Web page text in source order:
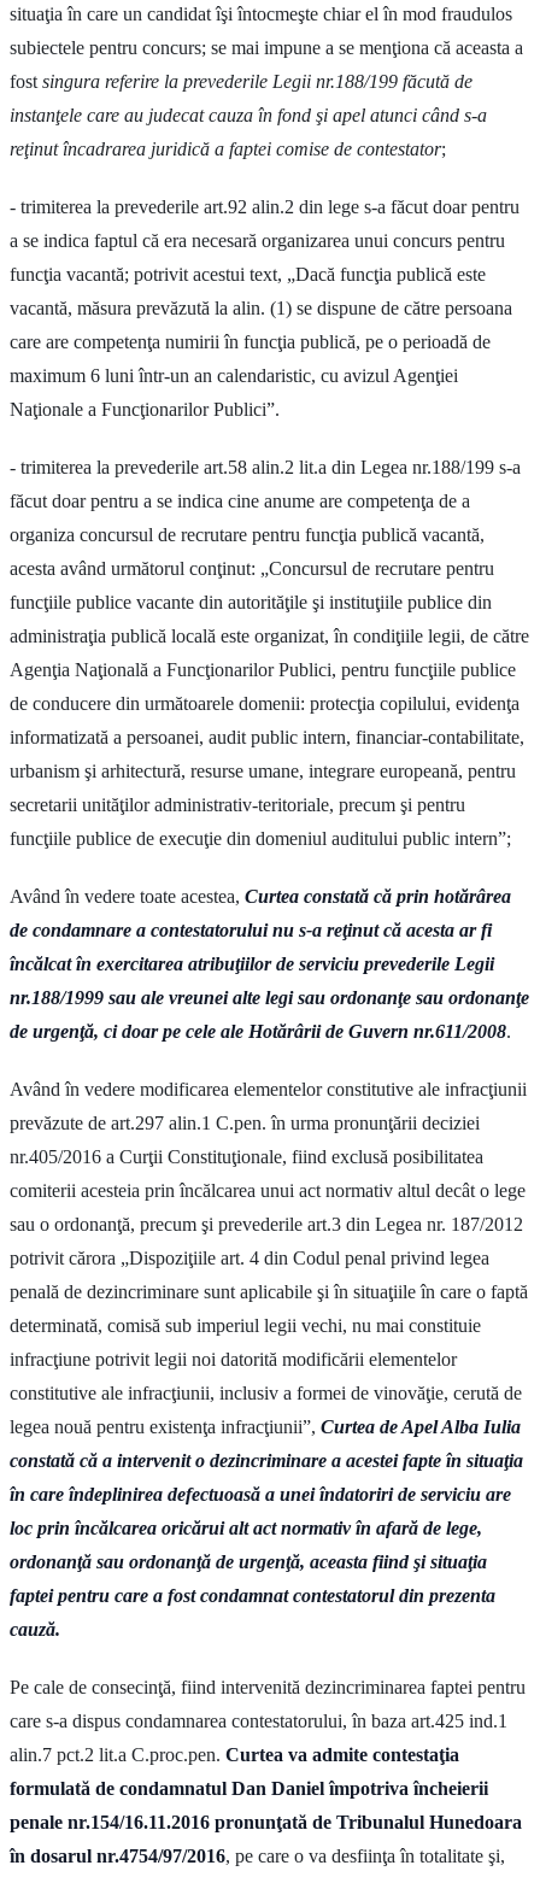
situaţia în care un candidat îşi întocmeşte chiar el în mod fraudulos
subiectele pentru concurs; se mai impune a se menţiona că aceasta a
fost singura referire la prevederile Legii nr.188/199 făcută de
instanţele care au judecat cauza în fond şi apel atunci când s-a
reţinut încadrarea juridică a faptei comise de contestator;
- trimiterea la prevederile art.92 alin.2 din lege s-a făcut doar pentru
a se indica faptul că era necesară organizarea unui concurs pentru
funcţia vacantă; potrivit acestui text, „Dacă funcţia publică este
vacantă, măsura prevăzută la alin. (1) se dispune de către persoana
care are competenţa numirii în funcţia publică, pe o perioadă de
maximum 6 luni într-un an calendaristic, cu avizul Agenţiei
Naţionale a Funcţionarilor Publici”.
- trimiterea la prevederile art.58 alin.2 lit.a din Legea nr.188/199 s-a
făcut doar pentru a se indica cine anume are competenţa de a
organiza concursul de recrutare pentru funcţia publică vacantă,
acesta având următorul conţinut: „Concursul de recrutare pentru
funcţiile publice vacante din autorităţile şi instituţiile publice din
administraţia publică locală este organizat, în condiţiile legii, de către
Agenţia Naţională a Funcţionarilor Publici, pentru funcţiile publice
de conducere din următoarele domenii: protecţia copilului, evidenţa
informatizată a persoanei, audit public intern, financiar-contabilitate,
urbanism şi arhitectură, resurse umane, integrare europeană, pentru
secretarii unităţilor administrativ-teritoriale, precum şi pentru
funcţiile publice de execuţie din domeniul auditului public intern”;
Având în vedere toate acestea, Curtea constată că prin hotărârea
de condamnare a contestatorului nu s-a reţinut că acesta ar fi
încălcat în exercitarea atribuţiilor de serviciu prevederile Legii
nr.188/1999 sau ale vreunei alte legi sau ordonanţe sau ordonanţe
de urgenţă, ci doar pe cele ale Hotărârii de Guvern nr.611/2008.
Având în vedere modificarea elementelor constitutive ale infracţiunii
prevăzute de art.297 alin.1 C.pen. în urma pronunţării deciziei
nr.405/2016 a Curţii Constituţionale, fiind exclusă posibilitatea
comiterii acesteia prin încălcarea unui act normativ altul decât o lege
sau o ordonanţă, precum şi prevederile art.3 din Legea nr. 187/2012
potrivit cărora „Dispoziţiile art. 4 din Codul penal privind legea
penală de dezincriminare sunt aplicabile şi în situaţiile în care o faptă
determinată, comisă sub imperiul legii vechi, nu mai constituie
infracţiune potrivit legii noi datorită modificării elementelor
constitutive ale infracţiunii, inclusiv a formei de vinovăţie, cerută de
legea nouă pentru existenţa infracţiunii”, Curtea de Apel Alba Iulia
constată că a intervenit o dezincriminare a acestei fapte în situaţia
în care îndeplinirea defectuoasă a unei îndatoriri de serviciu are
loc prin încălcarea oricărui alt act normativ în afară de lege,
ordonanţă sau ordonanţă de urgenţă, aceasta fiind şi situaţia
faptei pentru care a fost condamnat contestatorul din prezenta
cauză.
Pe cale de consecinţă, fiind intervenită dezincriminarea faptei pentru
care s-a dispus condamnarea contestatorului, în baza art.425 ind.1
alin.7 pct.2 lit.a C.proc.pen. Curtea va admite contestaţia
formulată de condamnatul Dan Daniel împotriva încheierii
penale nr.154/16.11.2016 pronunţată de Tribunalul Hunedoara
în dosarul nr.4754/97/2016, pe care o va desfiinţa în totalitate şi,